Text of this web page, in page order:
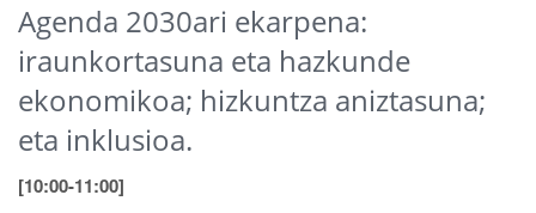
Agenda 2030ari ekarpena:
iraunkortasuna eta hazkunde
ekonomikoa; hizkuntza aniztasuna;
eta inklusioa.
[10:00-11:00]